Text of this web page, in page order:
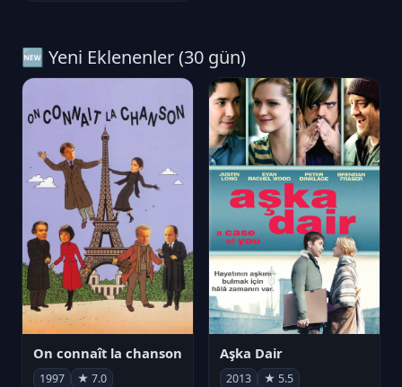
🆕 Yeni Eklenenler (30 gün)
On connaît la chanson
1997 ★ 7.0
Aşka Dair
2013 ★ 5.5